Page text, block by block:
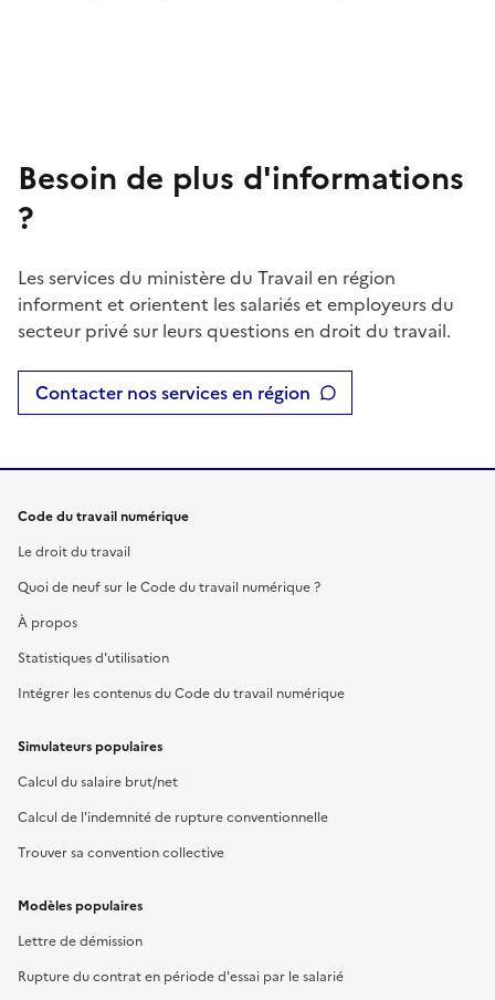
Besoin de plus d'informations
?
Les services du ministère du Travail en région
informent et orientent les salariés et employeurs du
secteur privé sur leurs questions en droit du travail.
Contacter nos services en région
Code du travail numérique
Le droit du travail
Quoi de neuf sur le Code du travail numérique ?
À propos
Statistiques d'utilisation
Intégrer les contenus du Code du travail numérique
Simulateurs populaires
Calcul du salaire brut/net
Calcul de l'indemnité de rupture conventionnelle
Trouver sa convention collective
Modèles populaires
Lettre de démission
Rupture du contrat en période d'essai par le salarié